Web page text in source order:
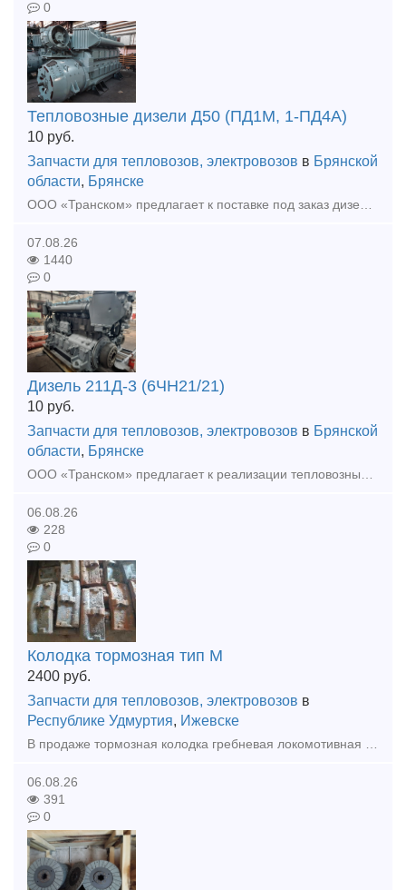
0
Тепловозные дизели Д50 (ПД1М, 1-ПД4А)
10 руб.
Запчасти для тепловозов, электровозов в Брянской
области, Брянске
ООО «Транском» предлагает к поставке под заказ дизель Д50 (ПД1М) после КР. Ремонт осуществляется предприятием на собственной базе. Гарантия на выполненные работы, полноценное документальное сопровож
07.08.26
1440
0
Дизель 211Д-3 (6ЧН21/21)
10 руб.
Запчасти для тепловозов, электровозов в Брянской
области, Брянске
ООО «Транском» предлагает к реализации тепловозный дизель 211Д-3 (6ЧН21/21) для тепловоза ТГМ (после ТР). Дизель укомплектован коленчатым валом после шлифовки (2 град.). Ремонт осуществлялся предприя
06.08.26
228
0
Колодка тормозная тип М
2400 руб.
Запчасти для тепловозов, электровозов в
Республике Удмуртия, Ижевске
В продаже тормозная колодка гребневая локомотивная тип М (ТЭМ1.40.60.024, 44-5287-0.00.00-СБ, ГОСТ 30249-97). Цена с НДС. Доставка.
06.08.26
391
0